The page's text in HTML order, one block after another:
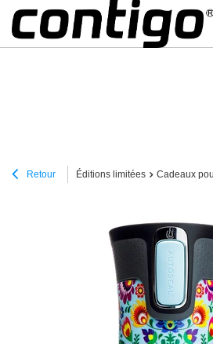
Retour Éditions limitées Cadeaux